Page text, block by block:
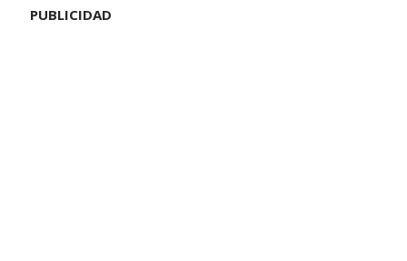
PUBLICIDAD